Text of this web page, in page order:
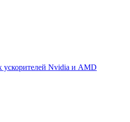
ускорителей Nvidia и AMD